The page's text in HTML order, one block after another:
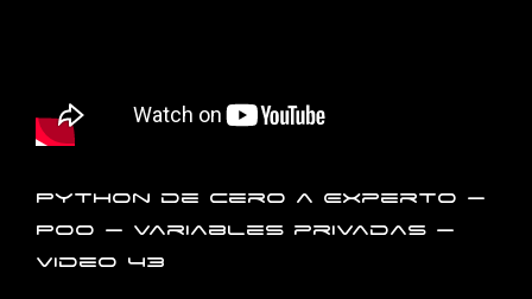
Python de Cero a Experto –
POO – Variables privadas –
Video 43